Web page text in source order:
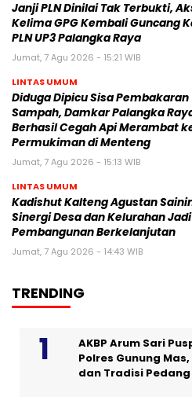
Janji PLN Dinilai Tak Terbukti,
Kelima GPG Kembali Guncang
PLN UP3 Palangka Raya
Jumat, 7 Agu 2026 - 15:21 WIB
LINTAS UMUM
Diduga Dipicu Sisa Pembakaran
Sampah, Damkar Palangka
Berhasil Cegah Api Merambat
Permukiman di Menteng
Jumat, 7 Agu 2026 - 15:13 WIB
LINTAS UMUM
Kadishut Kalteng Agustan
Sinergi Desa dan Kelurahan
Pembangunan Berkelanjutan
Jumat, 7 Agu 2026 - 14:43 WIB
TRENDING
AKBP Arum Sari
Polres Gunung
dan Tradisi Pedang